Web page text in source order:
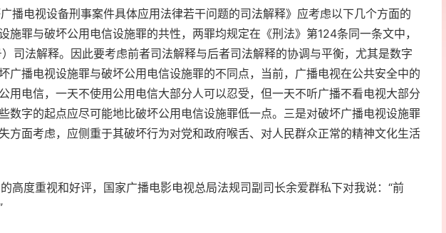
电视设备刑事案件具体应用法律若干问题的司法解释》应考虑以下几个方面的
施罪与破坏公用电信设施罪的共性，两罪均规定在《刑法》第124条同一条文中，
司法解释。因此要考虑前者司法解释与后者司法解释的协调与平衡，尤其是数字
广播电视设施罪与破坏公用电信设施罪的不同点，当前，广播电视在公共安全中的
用电信，一天不使用公用电信大部分人可以忍受，但一天不听广播不看电视大部分
数字的起点应尽可能地比破坏公用电信设施罪低一点。三是对破坏广播电视设施罪
方面考虑，应侧重于其破坏行为对党和政府喉舌、对人民群众正常的精神文化生活
度重视和好评，国家广播电影电视总局法规司副司长余爱群私下对我说：“前